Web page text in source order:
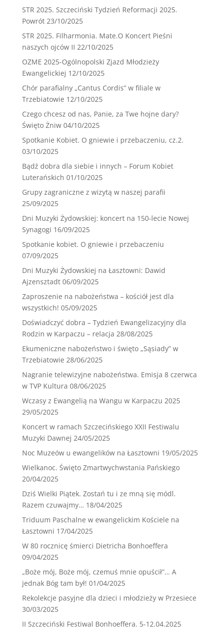
STR 2025. Szczeciński Tydzień Reformacji 2025.
Powrót 23/10/2025
STR 2025. Filharmonia. Mate.O Koncert Pieśni
naszych ojców II 22/10/2025
OZME 2025-Ogólnopolski Zjazd Młodzieży
Ewangelickiej 12/10/2025
Chór parafialny „Cantus Cordis” w filiale w
Trzebiatowie 12/10/2025
Czego chcesz od nas, Panie, za Twe hojne dary?
Święto Żniw 04/10/2025
Spotkanie Kobiet. O gniewie i przebaczeniu, cz.2.
03/10/2025
Bądź dobra dla siebie i innych – Forum Kobiet
Luterańskich 01/10/2025
Grupy zagraniczne z wizytą w naszej parafii
25/09/2025
Dni Muzyki Żydowskiej: koncert na 150-lecie Nowej
Synagogi 16/09/2025
Spotkanie kobiet. O gniewie i przebaczeniu
07/09/2025
Dni Muzyki Żydowskiej na Łasztowni: Dawid
Ajzensztadt 06/09/2025
Zaproszenie na nabożeństwa – kościół jest dla
wszystkich! 05/09/2025
Doświadczyć dobra – Tydzień Ewangelizacyjny dla
Rodzin w Karpaczu – relacja 28/08/2025
Ekumeniczne nabożeństwo i święto „Sąsiady” w
Trzebiatowie 28/06/2025
Nagranie telewizyjne nabożeństwa. Emisja 8 czerwca
w TVP Kultura 08/06/2025
Wczasy z Ewangelią na Wangu w Karpaczu 2025
29/05/2025
Koncert w ramach Szczecińskiego XXII Festiwalu
Muzyki Dawnej 24/05/2025
Noc Muzeów u ewangelików na Łasztowni 19/05/2025
Wielkanoc. Święto Zmartwychwstania Pańskiego
20/04/2025
Dziś Wielki Piątek. Zostań tu i ze mną się módl.
Razem czuwajmy… 18/04/2025
Triduum Paschalne w ewangelickim Kościele na
Łasztowni 17/04/2025
W 80 rocznicę śmierci Dietricha Bonhoeffera
09/04/2025
„Boże mój, Boże mój, czemuś mnie opuścił”… A
jednak Bóg tam był! 01/04/2025
Rekolekcje pasyjne dla dzieci i młodzieży w Przesiece
30/03/2025
II Szczeciński Festiwal Bonhoeffera. 5-12.04.2025